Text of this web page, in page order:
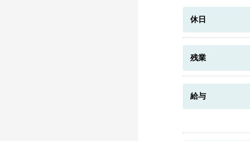
休日
残業
給与